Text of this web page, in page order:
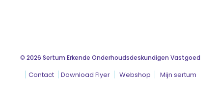
© 2026 Sertum Erkende Onderhoudsdeskundigen Vastgoed
Contact Download Flyer Webshop Mijn sertum